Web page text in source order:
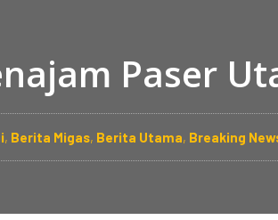
Paser
, Berita Migas, Berita Utama, Breaking